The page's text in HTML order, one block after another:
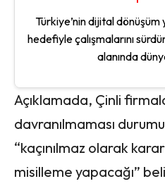
Türkiye’nin dijital
hedefiyle çalışmalarını
alanında
Açıklamada, Çinli
davranılmaması
“kaçınılmaz olarak
misilleme yapacağı”